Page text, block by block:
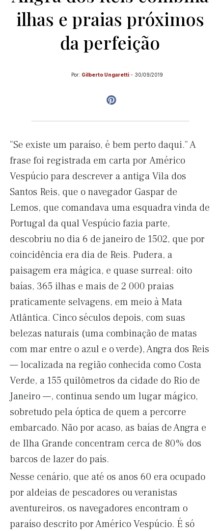
ilhas e praias próximos
da perfeição
Por: Gilberto Ungaretti - 30/09/2019
“Se existe um paraíso, é bem perto daqui.” A
frase foi registrada em carta por Américo
Vespúcio para descrever a antiga Vila dos
Santos Reis, que o navegador Gaspar de
Lemos, que comandava uma esquadra vinda de
Portugal da qual Vespúcio fazia parte,
descobriu no dia 6 de janeiro de 1502, que por
coincidência era dia de Reis. Pudera, a
paisagem era mágica, e quase surreal: oito
baías, 365 ilhas e mais de 2 000 praias
praticamente selvagens, em meio à Mata
Atlântica. Cinco séculos depois, com suas
belezas naturais (uma combinação de matas
com mar entre o azul e o verde), Angra dos Reis
— localizada na região conhecida como Costa
Verde, a 155 quilômetros da cidade do Rio de
Janeiro —, continua sendo um lugar mágico,
sobretudo pela óptica de quem a percorre
embarcado. Não por acaso, as baías de Angra e
de Ilha Grande concentram cerca de 80% dos
barcos de lazer do país.
Nesse cenário, que até os anos 60 era ocupado
por aldeias de pescadores ou veranistas
aventureiros, os navegadores encontram o
paraíso descrito por Américo Vespúcio. É só